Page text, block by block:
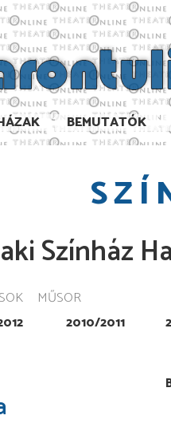
BEMUTATÓK
Színház
MŰSOR
2010/2011